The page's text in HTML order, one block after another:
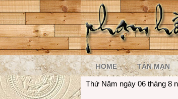
HOME TẢN MẠN
Thứ Năm ngày 06 tháng 8